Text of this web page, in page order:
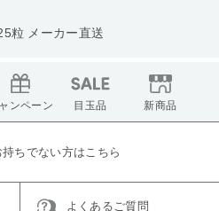
粒 メーカー直送
ンペーン 目玉品 新商品
ちでない方はこちら
よくあるご質問